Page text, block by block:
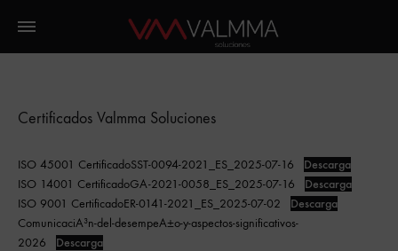
Certificados Valmma Soluciones
ISO 45001 CertificadoSST-0094-2021_ES_2025-07-16
Descarga
ISO 14001 CertificadoGA-2021-0058_ES_2025-07-16
Descarga
ISO 9001 CertificadoER-0141-2021_ES_2025-07-02
Descarga
ComunicaciA³n-del-desempeA±o-y-aspectos-significativos-
2026
Descarga